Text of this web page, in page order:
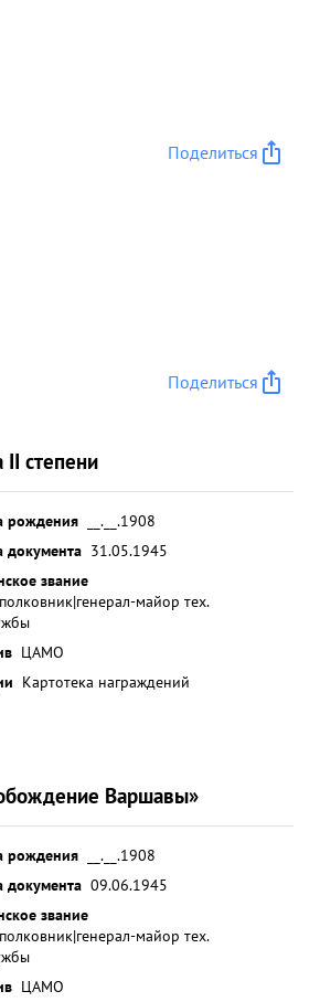
Поделиться
Поделиться
степени
рождения
__.__.1908
документа 31.05.1945
звание
полковник|генерал-майор тех.
ЦАМО
Картотека награждений
Варшавы»
рождения
__.__.1908
документа 09.06.1945
звание
полковник|генерал-майор тех.
ЦАМО